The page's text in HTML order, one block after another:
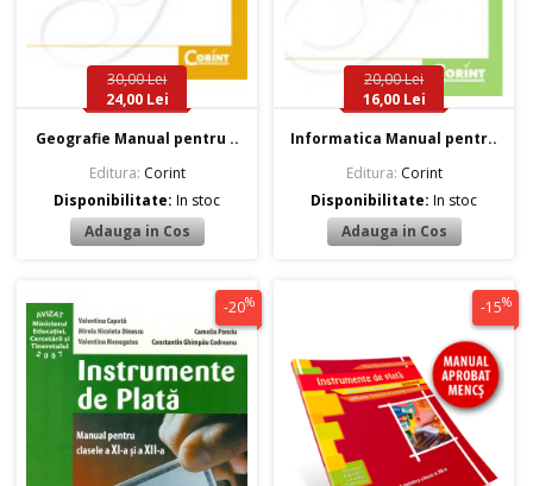
30,00 Lei
24,00 Lei
Geografie Manual pentru ..
Editura: Corint
Disponibilitate:In stoc
20,00 Lei
16,00 Lei
Informatica Manual pentr..
Editura: Corint
Disponibilitate:In stoc
-20% -15%